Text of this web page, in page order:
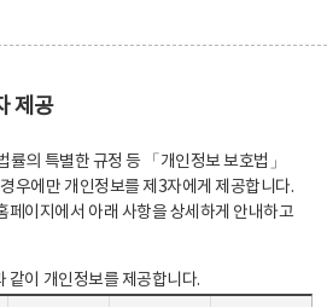
제공
률의 특별한 규정 등 「개인정보 보호법」
우에만 개인정보를 제3자에게 제공합니다.
페이지에서 아래 사항을 상세하게 안내하고
같이 개인정보를 제공합니다.